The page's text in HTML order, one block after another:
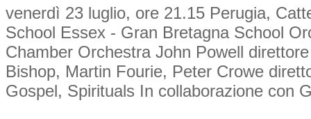
venerdì 23 luglio, ore 21.15 Perugia,
School Essex - Gran Bretagna School
Chamber Orchestra John Powell
Bishop, Martin Fourie, Peter Crowe
Gospel, Spirituals In collaborazione con